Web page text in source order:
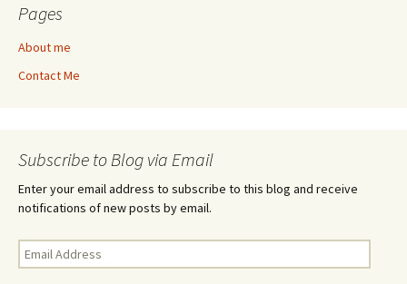
Pages
About me
Contact Me
Subscribe to Blog via Email
Enter your email address to subscribe to this blog and receive
notifications of new posts by email.
Email
Address